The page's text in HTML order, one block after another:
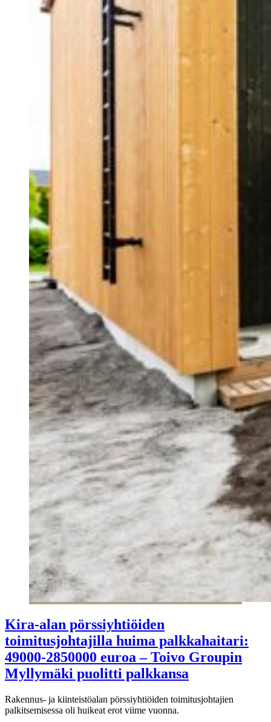
Kira-alan pörssiyhtiöiden
toimitusjohtajilla huima palkkahaitari:
49000-2850000 euroa – Toivo Groupin
Myllymäki puolitti palkkansa
Rakennus- ja kiinteistöalan pörssiyhtiöiden toimitusjohtajien
palkitsemisessa oli huikeat erot viime vuonna.